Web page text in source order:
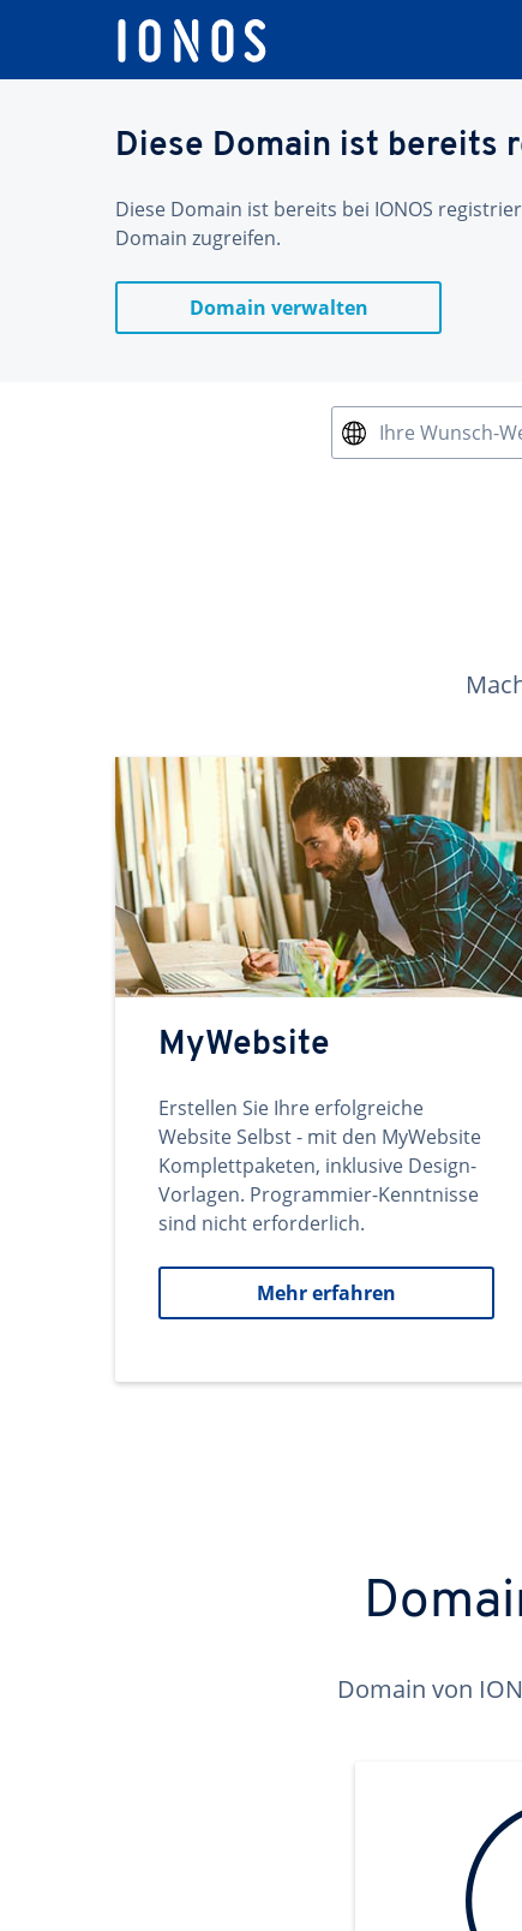
Diese Domain ist bereits
Diese Domain ist bereits bei IONOS
Domain zugreifen.
Domain verwalten
Ihre Wunsch-
MyWebsite
Erstellen Sie Ihre erfolgreiche
Website Selbst - mit den MyWebsite
Komplettpaketen, inklusive Design-
Vorlagen. Programmier-Kenntnisse
sind nicht erforderlich.
Mehr erfahren
Domain von